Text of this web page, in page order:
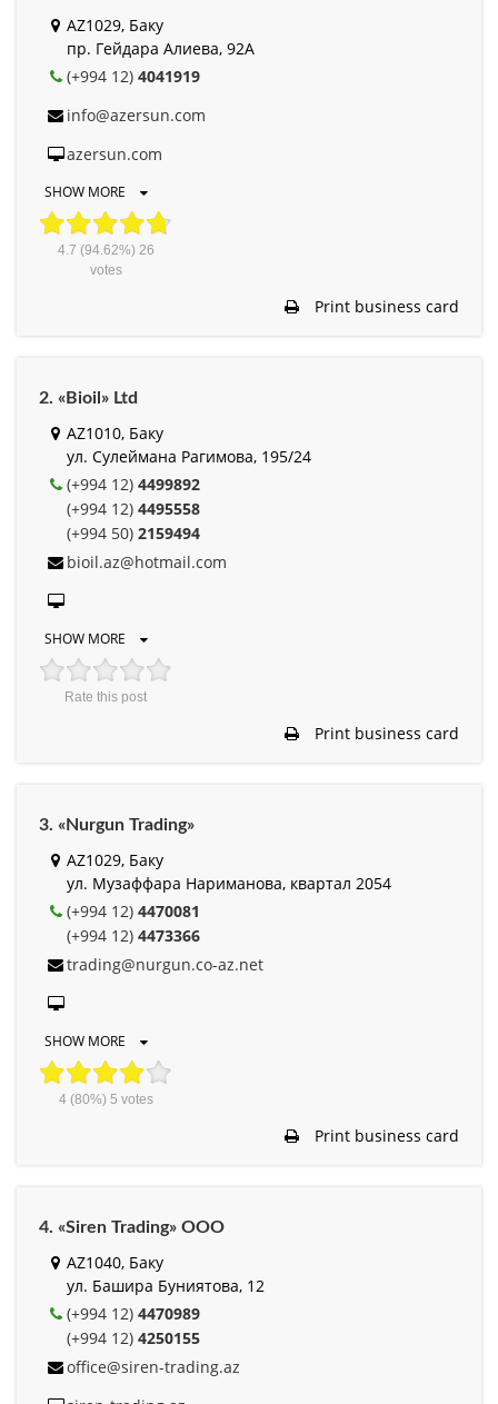
AZ1029, Баку
пр. Гейдара Алиева, 92А
(+994 12) 4041919
info@azersun.com
azersun.com
SHOW MORE
4.7 (94.62%) 26
votes
Print business card
2. «Bioil» Ltd
AZ1010, Баку
ул. Сулеймана Рагимова, 195/24
(+994 12) 4499892
(+994 12) 4495558
(+994 50) 2159494
bioil.az@hotmail.com
SHOW MORE
Rate this post
Print business card
3. «Nurgun Trading»
AZ1029, Баку
ул. Музаффара Нариманова, квартал 2054
(+994 12) 4470081
(+994 12) 4473366
trading@nurgun.co-az.net
SHOW MORE
4(80%) 5 votes
Print business card
4. «Siren Trading» ООО
AZ1040, Баку
ул. Башира Буниятова, 12
(+994 12) 4470989
(+994 12) 4250155
office@siren-trading.az